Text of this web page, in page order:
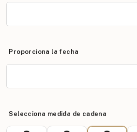
Proporciona la fecha
Selecciona medida de cadena